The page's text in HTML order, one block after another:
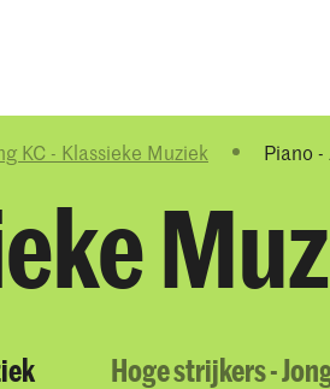
KC - Klassieke Muziek Piano -
Hoge strijkers -